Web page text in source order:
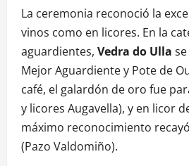
La ceremonia reconoció la
vinos como en licores. En la
aguardientes, Vedra do Ulla
Mejor Aguardiente y Pote de
café, el galardón de oro fue
y licores Augavella), y en licor
máximo reconocimiento
(Pazo Valdomiño).